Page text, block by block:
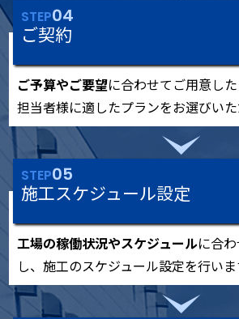
STEP04
ご契約
ご予算やご要望に合わせてご用意し
担当者様に適したプランをお選びいた
STEP05
施工スケジュール設定
工場の稼働状況やスケジュールに合
し、施工のスケジュール設定を行いま